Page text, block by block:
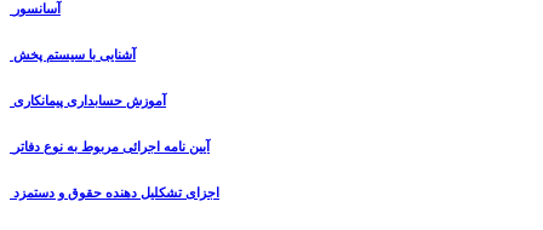
آسانسور
آشنایی با سیستم پخش
آموزش حسابداری پیمانکاری
آیین نامه اجرائی مربوط به نوع دفاتر
اجزای تشکلیل دهنده حقوق و دستمزد